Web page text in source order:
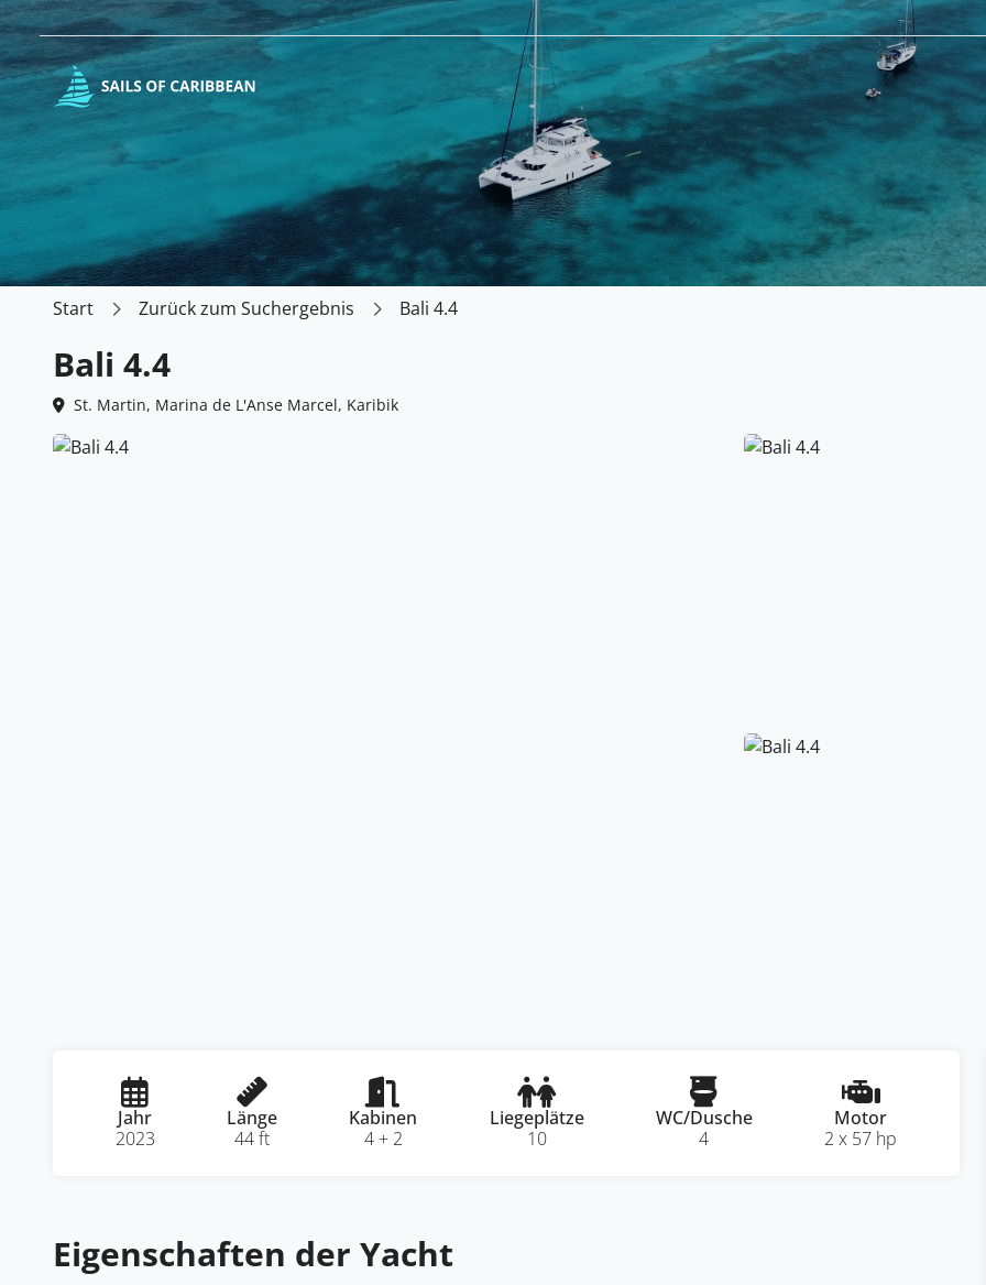
Start Zurück zum Suchergebnis Bali 4.4
Bali 4.4
St. Martin, Marina de L'Anse Marcel, Karibik
Jahr
2023
Länge
44 ft
Kabinen
4 + 2
Liegeplätze
10
WC/Dusche
4
Motor
2 x 57 hp
Eigenschaften der Yacht